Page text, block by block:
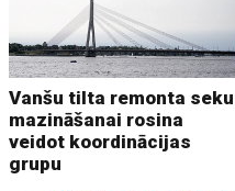
Vanšu tilta remonta seku
mazināšanai rosina
veidot koordinācijas
grupu